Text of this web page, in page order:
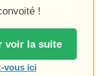
!
voir la suite
vous ici